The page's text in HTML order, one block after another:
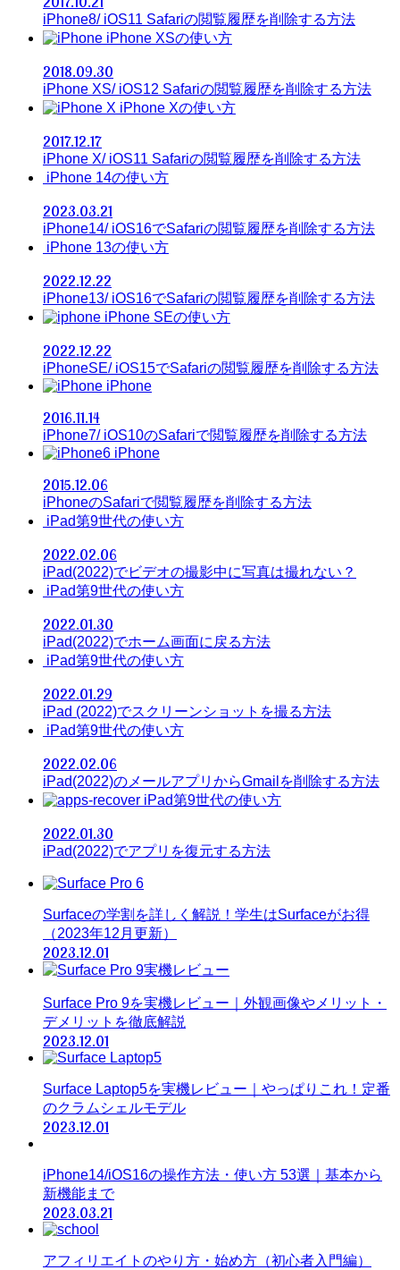
iPhone8/ iOS11 Safariの閲覧履歴を削除する方法
iPhone XSの使い方
2018.09.30
iPhone XS/ iOS12 Safariの閲覧履歴を削除する方法
iPhone Xの使い方
2017.12.17
iPhone X/ iOS11 Safariの閲覧履歴を削除する方法
iPhone 14の使い方
2023.03.21
iPhone14/ iOS16でSafariの閲覧履歴を削除する方法
iPhone 13の使い方
2022.12.22
iPhone13/ iOS16でSafariの閲覧履歴を削除する方法
iPhone SEの使い方
2022.12.22
iPhoneSE/ iOS15でSafariの閲覧履歴を削除する方法
iPhone
2016.11.14
iPhone7/ iOS10のSafariで閲覧履歴を削除する方法
iPhone
2015.12.06
iPhoneのSafariで閲覧履歴を削除する方法
iPad第9世代の使い方
2022.02.06
iPad(2022)でビデオの撮影中に写真は撮れない？
iPad第9世代の使い方
2022.01.30
iPad(2022)でホーム画面に戻る方法
iPad第9世代の使い方
2022.01.29
iPad (2022)でスクリーンショットを撮る方法
iPad第9世代の使い方
2022.02.06
iPad(2022)のメールアプリからGmailを削除する方法
iPad第9世代の使い方
2022.01.30
iPad(2022)でアプリを復元する方法
Surfaceの学割を詳しく解説！学生はSurfaceがお得
（2023年12月更新）
2023.12.01
Surface Pro 9を実機レビュー｜外観画像やメリット・
デメリットを徹底解説
2023.12.01
Surface Laptop5を実機レビュー｜やっぱりこれ！定番
のクラムシェルモデル
2023.12.01
iPhone14/iOS16の操作方法・使い方 53選｜基本から
新機能まで
2023.03.21
アフィリエイトのやり方・始め方（初心者入門編）